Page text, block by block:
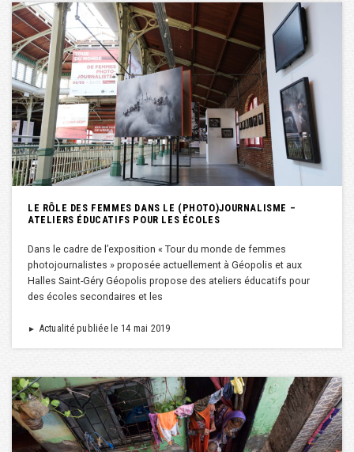
LE RÔLE DES FEMMES DANS LE (PHOTO)JOURNALISME –
ATELIERS ÉDUCATIFS POUR LES ÉCOLES
Dans le cadre de l’exposition « Tour du monde de femmes
photojournalistes » proposée actuellement à Géopolis et aux
Halles Saint-Géry Géopolis propose des ateliers éducatifs pour
des écoles secondaires et les
► Actualité publiée le 14 mai 2019